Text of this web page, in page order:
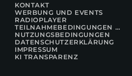
KONTAKT
WERBUNG UND EVENTS
RADIOPLAYER
TEILNAHMEBEDINGUNGEN FÜR GEWINNSPIELE
NUTZUNGSBEDINGUNGEN
DATENSCHUTZERKLÄRUNG
IMPRESSUM
KI TRANSPARENZ